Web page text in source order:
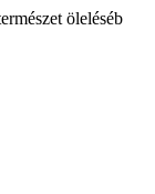
válogathat.
állatkertek